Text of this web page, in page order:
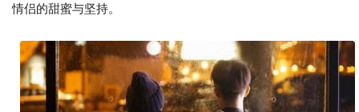
情侣的甜蜜与坚持。